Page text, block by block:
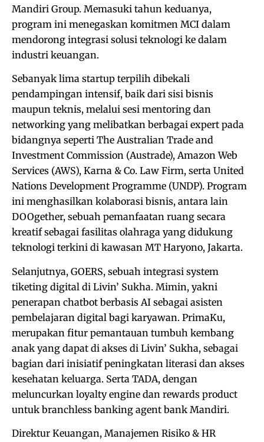
Mandiri Group. Memasuki tahun keduanya,
program ini menegaskan komitmen MCI dalam
mendorong integrasi solusi teknologi ke dalam
industri keuangan.
Sebanyak lima startup terpilih dibekali
pendampingan intensif, baik dari sisi bisnis
maupun teknis, melalui sesi mentoring dan
networking yang melibatkan berbagai expert pada
bidangnya seperti The Australian Trade and
Investment Commission (Austrade), Amazon Web
Services (AWS), Karna & Co. Law Firm, serta United
Nations Development Programme (UNDP). Program
ini menghasilkan kolaborasi bisnis, antara lain
DOOgether, sebuah pemanfaatan ruang secara
kreatif sebagai fasilitas olahraga yang didukung
teknologi terkini di kawasan MT Haryono, Jakarta.
Selanjutnya, GOERS, sebuah integrasi system
tiketing digital di Livin’ Sukha. Mimin, yakni
penerapan chatbot berbasis AI sebagai asisten
pembelajaran digital bagi karyawan. PrimaKu,
merupakan fitur pemantauan tumbuh kembang
anak yang dapat di akses di Livin’ Sukha, sebagai
bagian dari inisiatif peningkatan literasi dan akses
kesehatan keluarga. Serta TADA, dengan
meluncurkan loyalty engine dan rewards product
untuk branchless banking agent bank Mandiri.
Direktur Keuangan, Manajemen Risiko & HR